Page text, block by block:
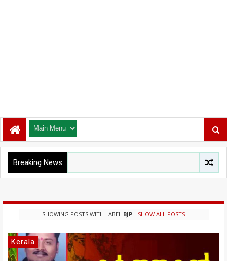
Breaking News
SHOWING POSTS WITH LABEL BJP SHOW ALL POSTS
Kerala